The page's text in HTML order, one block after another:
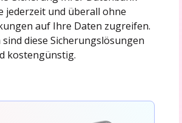
jederzeit und überall ohne
auf Ihre Daten zugreifen.
diese Sicherungslösungen
kostengünstig.